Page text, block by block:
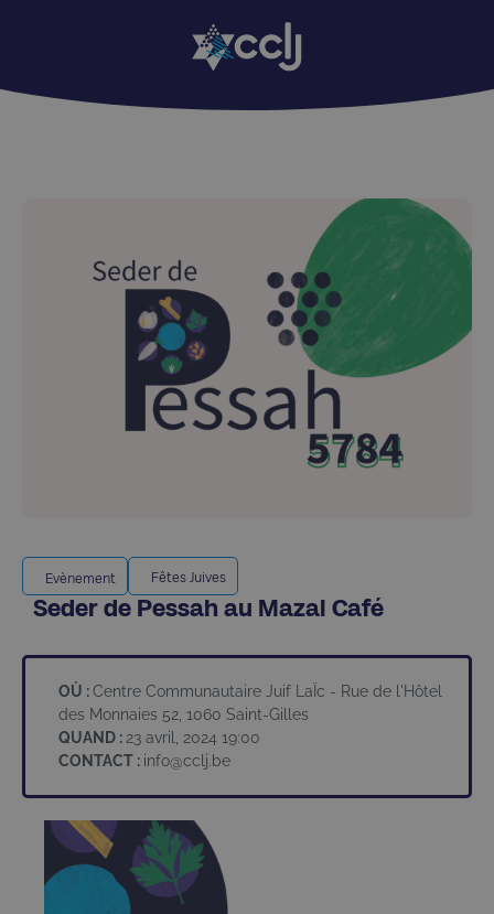
Evènement Fêtes Juives
Seder de Pessah au Mazal Café
OÙ :Centre Communautaire Juif LaÏc - Rue de l'Hôtel
des Monnaies 52, 1060 Saint-Gilles
QUAND :23 avril, 2024 19:00
CONTACT : info@cclj.be